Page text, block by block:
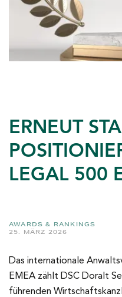
NEWS
KARRIERE
ERNEUT
LEGAL 500
AWARDS & RANKINGS
25. MÄRZ 2026
Das internationale
EMEA zählt DSC Doralt
führenden